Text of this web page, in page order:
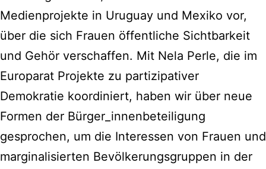
Medienprojekte in Uruguay und Mexiko vor,
über die sich Frauen öffentliche Sichtbarkeit
und Gehör verschaffen. Mit Nela Perle, die im
Europarat Projekte zu partizipativer
Demokratie koordiniert, haben wir über neue
Formen der Bürger_innenbeteiligung
gesprochen, um die Interessen von Frauen und
marginalisierten Bevölkerungsgruppen in der